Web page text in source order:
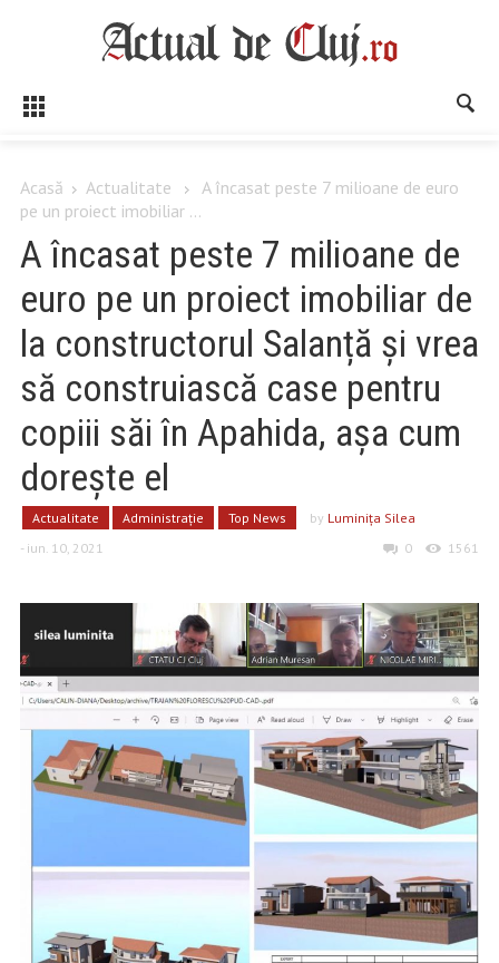
Acasă Actualitate
A încasat peste 7 milioane de euro
pe un proiect imobiliar ...
A încasat peste 7 milioane de
euro pe un proiect imobiliar de
la constructorul Salanță și vrea
să construiască case pentru
copiii săi în Apahida, așa cum
dorește el
Actualitate Administrație Top News by Luminiţa Silea
- iun. 10, 2021
0 1561